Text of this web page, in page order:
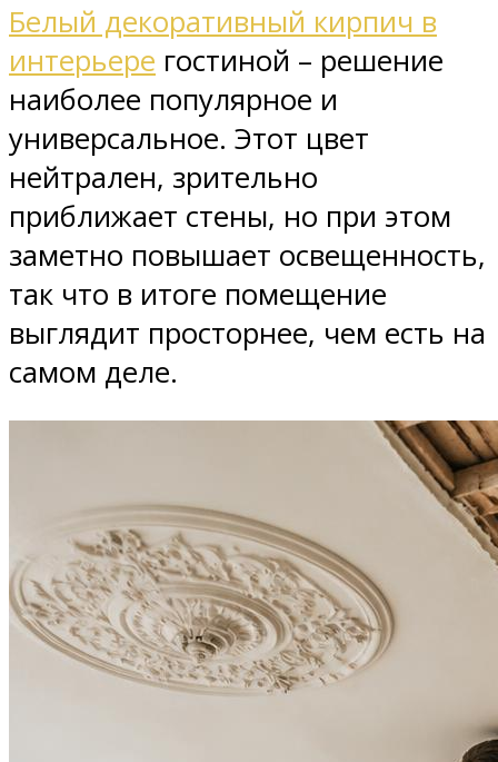
Белый декоративный кирпич в
интерьере гостиной – решение
наиболее популярное и
универсальное. Этот цвет
нейтрален, зрительно
приближает стены, но при этом
заметно повышает освещенность,
так что в итоге помещение
выглядит просторнее, чем есть на
самом деле.